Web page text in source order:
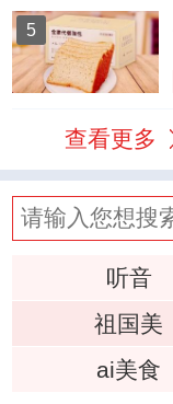
5
查看更多
听音
祖国美
ai美食